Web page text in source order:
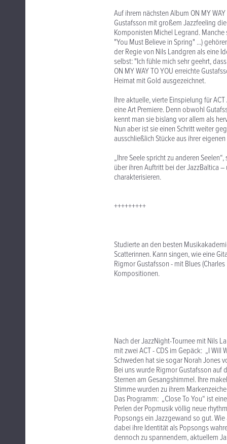
Auf ihrem nächsten Album ON MY
Gustafsson mit großem Jazzfeeling
Komponisten Michel Legrand.
"You Must Believe in Spring" ...)
der Regie von Nils Landgren als eine
selbst: "Ich fühle mich sehr geehrt,
ON MY WAY TO YOU erreichte
Heimat mit Gold ausgezeichnet.
Ihre aktuelle, vierte Einspielung für
eine Art Premiere. Denn obwohl
kennt man sie bislang vor allem als
Nun aber ist sie einen Schritt weiter
ausschließlich Stücke aus ihrer
„Ihre Seele spricht zu anderen
über ihren Auftritt bei der JazzBaltica
charakterisieren.
+++++++++
Studierte an den besten
Scatterinnen. Kann singen, wie eine
Rigmor Gustafsson - mit Blues
Kompositionen.
Nach der JazzNight-Tournee mit Nils
mit zwei ACT - CDS im Gepäck: „I Will
Schweden hat sie sogar Norah Jones
Bei uns wurde Rigmor Gustafsson auf
Sternen am Gesangshimmel. Ihre
Stimme wurden zu ihrem
Das Programm: „Close To You“ ist
Perlen der Popmusik völlig neue
Popsongs ein Jazzgewand so gut.
dabei ihre Identität als Popsongs
dennoch zu spannendem, aktuellem